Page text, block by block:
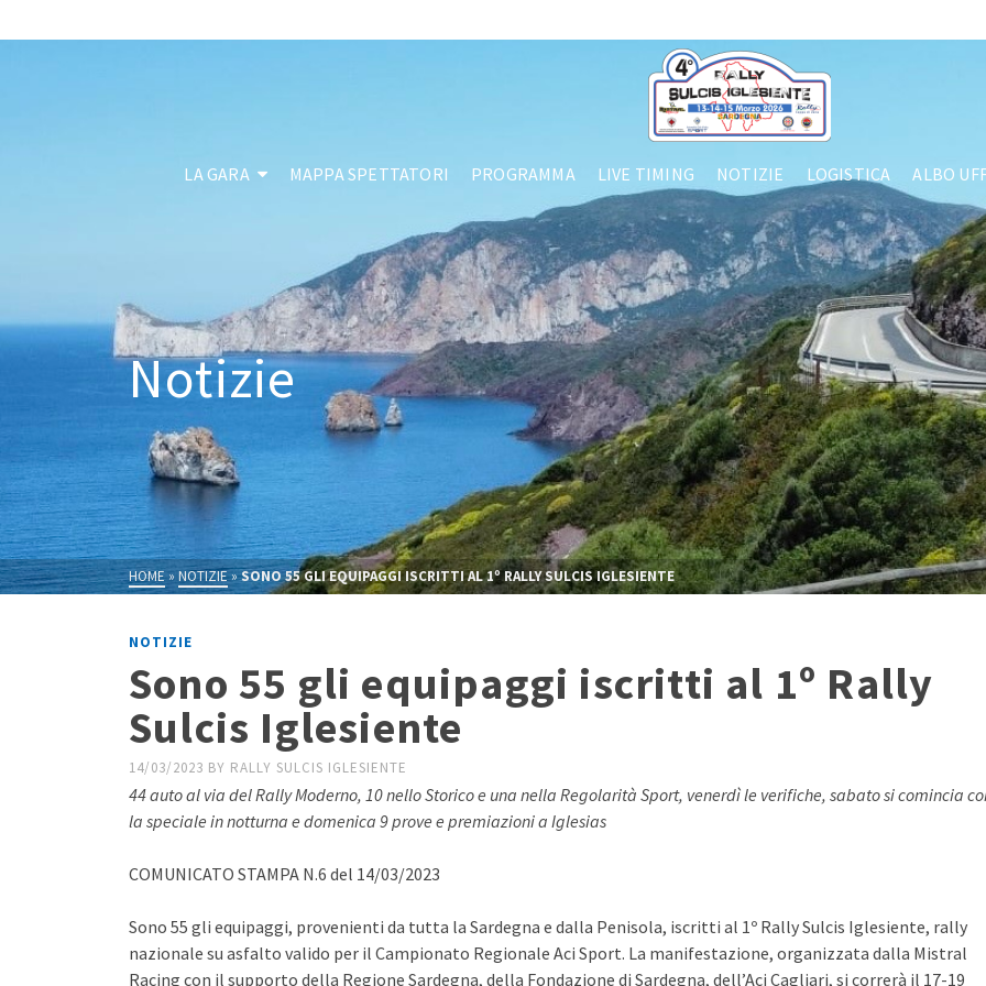
LA GARA MAPPA SPETTATORI PROGRAMMA LIVE TIMING NOTIZIE LOGISTICA ALBO
Notizie
HOME» NOTIZIE» SONO 55 GLI EQUIPAGGI ISCRITTI AL 1º RALLY SULCIS IGLESIENTE
NOTIZIE
Sono 55 gli equipaggi iscritti al 1º Rally
Sulcis Iglesiente
14/03/2023 BY RALLY SULCIS IGLESIENTE
44 auto al via del Rally Moderno, 10 nello Storico e una nella Regolarità Sport, venerdì le verifiche, sabato si comincia
la speciale in notturna e domenica 9 prove e premiazioni a Iglesias
COMUNICATO STAMPA N.6 del 14/03/2023
Sono 55 gli equipaggi, provenienti da tutta la Sardegna e dalla Penisola, iscritti al 1º Rally Sulcis Iglesiente, rally
nazionale su asfalto valido per il Campionato Regionale Aci Sport. La manifestazione, organizzata dalla Mistral
Racing con il supporto della Regione Sardegna, della Fondazione di Sardegna, dell’Aci Cagliari, si correrà il 17-19